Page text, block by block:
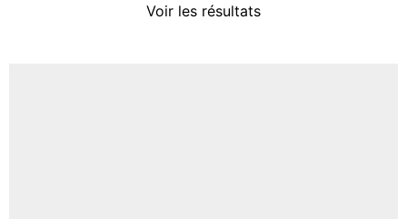
Voir les résultats